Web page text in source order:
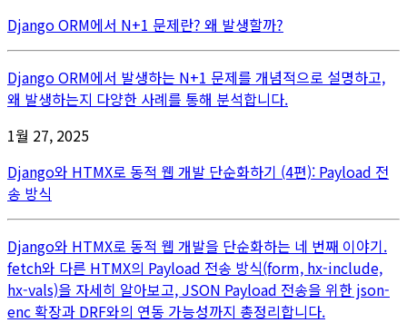
Django ORM에서 N+1 문제란? 왜 발생할까?
Django ORM에서 발생하는 N+1 문제를 개념적으로 설명하고,
왜 발생하는지 다양한 사례를 통해 분석합니다.
1월 27, 2025
Django와 HTMX로 동적 웹 개발 단순화하기 (4편): Payload 전
송 방식
Django와 HTMX로 동적 웹 개발을 단순화하는 네 번째 이야기.
fetch와 다른 HTMX의 Payload 전송 방식(form, hx-include,
hx-vals)을 자세히 알아보고, JSON Payload 전송을 위한 json-
enc 확장과 DRF와의 연동 가능성까지 총정리합니다.